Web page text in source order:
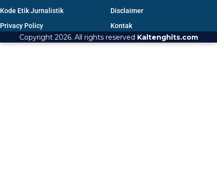
Kode Etik Jurnalistik
Disclaimer
Privacy Policy
Kontak
Copyright 2026. All rights reserved Kaltenghits.com